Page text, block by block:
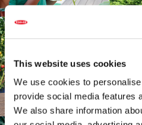
This website uses cookies
We use cookies to
provide social media features
We also share information